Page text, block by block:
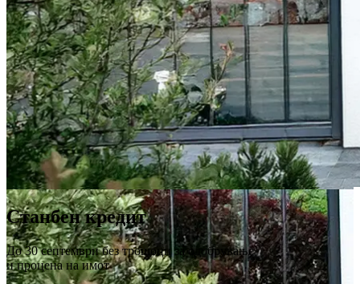
Станбен кредит
До 30 септември без трошоци за одобрување
и процена на имот